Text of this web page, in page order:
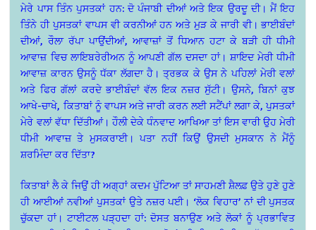
ਮੇਰੇ ਪਾਸ ਤਿੰਨ ਪੁਸਤਕਾਂ ਹਨ: ਦੋ ਪੰਜਾਬੀ ਦੀਆਂ ਅਤੇ ਇਕ ਉਰਦੂ ਦੀ। ਮੈਂ ਇਹ
ਤਿੰਨੇ ਹੀ ਪੁਸਤਕਾਂ ਵਾਪਸ ਵੀ ਕਰਨੀਆਂ ਹਨ ਅਤੇ ਮੁੜ ਕੇ ਜਾਰੀ ਵੀ। ਭਾਈਬੰਦਾਂ
ਦੀਆਂ, ਰੌਲਾ ਰੱਪਾ ਪਾਉਂਦੀਆਂ, ਆਵਾਜ਼ਾਂ ਤੋਂ ਧਿਆਨ ਹਟਾ ਕੇ ਬੜੀ ਹੀ ਧੀਮੀ
ਆਵਾਜ਼ ਵਿਚ ਲਾਇਬਰੇਰੀਅਨ ਨੂੰ ਆਪਣੀ ਗੱਲ ਦਸਦਾ ਹਾਂ। ਸ਼ਾਇਦ ਮੇਰੀ ਧੀਮੀ
ਆਵਾਜ਼ ਕਾਰਨ ਉਸਨੂੰ ਧੱਕਾ ਲੱਗਦਾ ਹੈ। ਤ੍ਰਭਕ ਕੇ ਉਸ ਨੇ ਪਹਿਲਾਂ ਮੇਰੀ ਵਲਾਂ
ਅਤੇ ਫਿਰ ਗੱਲਾਂ ਕਰਦੇ ਭਾਈਬੰਦਾਂ ਵੱਲ ਇਕ ਨਜ਼ਰ ਸੁੱਟੀ। ਉਸਨੇ, ਬਿਨਾਂ ਕੁਝ
ਆਖੇ-ਚਾਖੇ, ਕਿਤਾਬਾਂ ਨੂੰ ਵਾਪਸ ਅਤੇ ਜਾਰੀ ਕਰਨ ਲਈ ਸਟੈਂਪਾਂ ਲਗਾ ਕੇ, ਪੁਸਤਕਾਂ
ਮੇਰੇ ਵਲਾਂ ਵੱਧਾ ਦਿੱਤੀਆਂ। ਹੌਲੀ ਦੇਕੇ ਧੰਨਵਾਦ ਆਖਿਆ ਤਾਂ ਇਸ ਵਾਰੀ ਉਹ ਮੇਰੀ
ਧੀਮੀ ਆਵਾਜ਼ ਤੇ ਮੁਸਕਰਾਈ। ਪਤਾ ਨਹੀਂ ਕਿਉਂ ਉਸਦੀ ਮੁਸਕਾਨ ਨੇ ਮੈਂਨੂੰ
ਸ਼ਰਮਿੰਦਾ ਕਰ ਦਿੱਤਾ?
ਕਿਤਾਬਾਂ ਲੈ ਕੇ ਜਿਉਂ ਹੀ ਅਗ੍ਹਾਂ ਕਦਮ ਪੁੱਟਿਆ ਤਾਂ ਸਾਹਮਣੀ ਸ਼ੈਲਫ਼ ਉਤੇ ਹੁਣੇ ਹੁਣੇ
ਹੀ ਆਈਆਂ ਨਵੀਆਂ ਪੁਸਤਕਾਂ ਉਤੇ ਨਜ਼ਰ ਪਈ। ‘ਲੋਕ ਵਿਹਾਰ’ ਨਾਂ ਦੀ ਪੁਸਤਕ
ਚੁੱਕਦਾ ਹਾਂ। ਟਾਈਟਲ ਪੜ੍ਹਦਾ ਹਾਂ: ਦੋਸਤ ਬਨਾਉਣ ਅਤੇ ਲੋਕਾਂ ਨੂੰ ਪ੍ਰਭਾਵਿਤ